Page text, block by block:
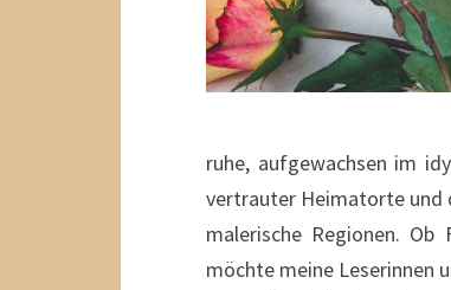
ruhe, aufgewachsen im
vertrauter Heimatorte und
malerische Regionen. Ob
möchte meine Leserinnen